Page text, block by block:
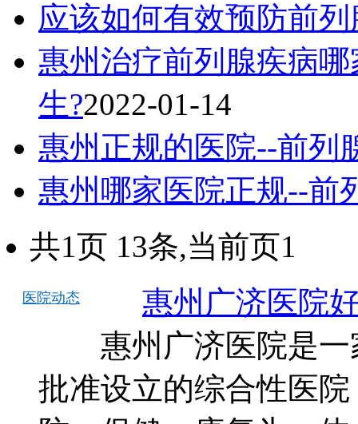
应该如何有效预防前
惠州治疗前列腺疾病
生?2022-01-14
惠州正规的医院--前列
惠州哪家医院正规--前
共1页 13条,当前页1
医院动态
惠州广济医院
惠州广济医院是一
批准设立的综合性医